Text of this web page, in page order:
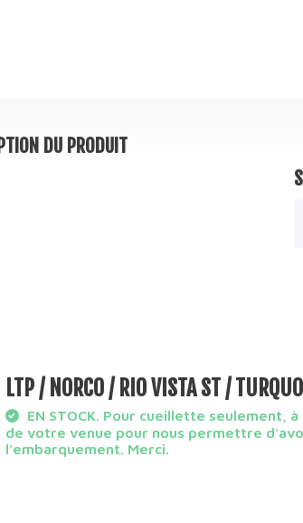
DU PRODUIT
LTP / NORCO / RIO VISTA ST /
EN STOCK. Pour cueillette seulement,
de votre venue pour nous permettre
l'embarquement. Merci.